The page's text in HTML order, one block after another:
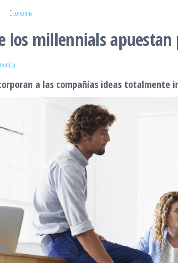
Economía
los millennials
a las compañías ideas totalmente